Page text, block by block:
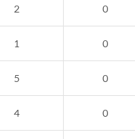
2 0
1 0
5 0
4 0